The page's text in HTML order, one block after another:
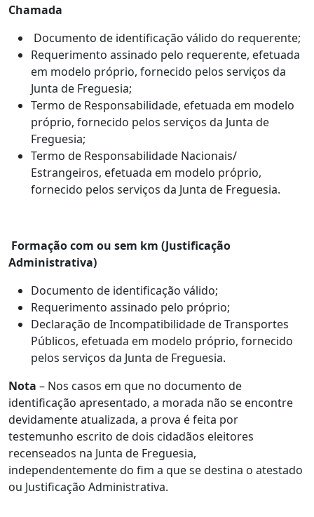
Chamada
Documento de identificação válido do requerente;
Requerimento assinado pelo requerente, efetuada
em modelo próprio, fornecido pelos serviços da
Junta de Freguesia;
Termo de Responsabilidade, efetuada em modelo
próprio, fornecido pelos serviços da Junta de
Freguesia;
Termo de Responsabilidade Nacionais/
Estrangeiros, efetuada em modelo próprio,
fornecido pelos serviços da Junta de Freguesia.
Formação com ou sem km (Justificação
Administrativa)
Documento de identificação válido;
Requerimento assinado pelo próprio;
Declaração de Incompatibilidade de Transportes
Públicos, efetuada em modelo próprio, fornecido
pelos serviços da Junta de Freguesia.
Nota – Nos casos em que no documento de
identificação apresentado, a morada não se encontre
devidamente atualizada, a prova é feita por
testemunho escrito de dois cidadãos eleitores
recenseados na Junta de Freguesia,
independentemente do fim a que se destina o atestado
ou Justificação Administrativa.